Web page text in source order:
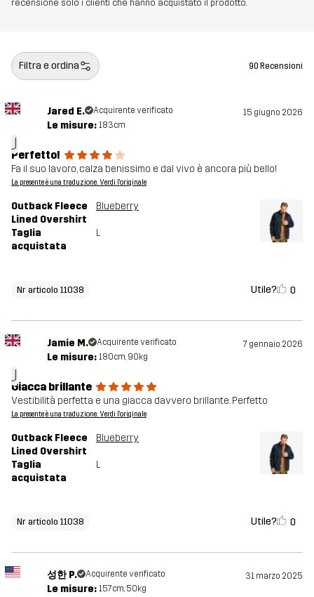
recensione solo i clienti che hanno acquistato il prodotto.
Filtra e ordina 90 Recensioni
J
Jared E. Acquirente verificato 15 giugno 2026
Le misure: 183cm
Perfetto!
Fa il suo lavoro, calza benissimo e dal vivo è ancora più bello!
La presente è una traduzione. Verdi l'originale
Outback Fleece
Lined Overshirt
Blueberry
Taglia
acquistata
L
Nr articolo 11038 Utile? 0
J
Jamie M. Acquirente verificato 7 gennaio 2026
Le misure: 180cm, 90kg
Giacca brillante
Vestibilità perfetta e una giacca davvero brillante. Perfetto
La presente è una traduzione. Verdi l'originale
Outback Fleece
Lined Overshirt
Blueberry
Taglia
acquistata
L
Nr articolo 11038 Utile? 0
성한 P. Acquirente verificato 31 marzo 2025
Le misure: 157cm, 50kg